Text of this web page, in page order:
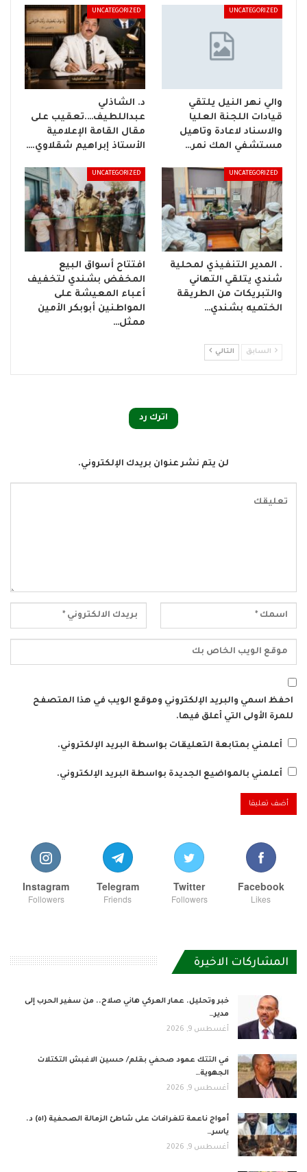
UNCATEGORIZED
والي نهر النيل يلتقي
قيادات اللجنة العليا
والاسناد لاعادة وتاهيل
مستشفي المك نمر…
UNCATEGORIZED
د. الشاذلي
عبداللطيف….تعقيب على
مقال القامة الإعلامية
الأستاذ إبراهيم شقلاوي.…
UNCATEGORIZED
. المدير التنفيذي لمحلية
شندي يتلقي التهاني
والتبريكات من الطريقة
الختميه بشندي…
UNCATEGORIZED
افتتاح أسواق البيع
المخفض بشندي لتخفيف
أعباء المعيشة على
المواطنين أبوبكر الأمين
ممثل…
السابق التالي
اترك رد
لن يتم نشر عنوان بريدك الإلكتروني.
احفظ اسمي والبريد الإلكتروني وموقع الويب في هذا المتصفح
للمرة الأولى التي أعلق فيها.
أعلمني بمتابعة التعليقات بواسطة البريد الإلكتروني.
أعلمني بالمواضيع الجديدة بواسطة البريد الإلكتروني.
Facebook
Likes
Twitter
Followers
Telegram
Friends
Instagram
Followers
المشاركات الاخيرة
خبر وتحليل. عمار العركي هاني صلاح.. من سفير الحرب إلى
مدير…
أغسطس 9, 2026
في التتك عمود صحفي بقلم/ حسين الاغبش التكتلات
الجهوية…
أغسطس 9, 2026
أمواج ناعمة تلغرافات على شاطئ الزمالة الصحفية (٥١) د.
ياسر…
أغسطس 9, 2026